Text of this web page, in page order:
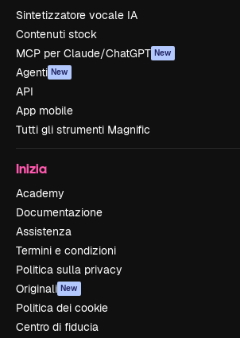
Sintetizzatore vocale IA
Contenuti stock
MCP per Claude/ChatGPT New
Agenti New
API
App mobile
Tutti gli strumenti Magnific
Inizia
Academy
Documentazione
Assistenza
Termini e condizioni
Politica sulla privacy
Originali New
Politica dei cookie
Centro di fiducia